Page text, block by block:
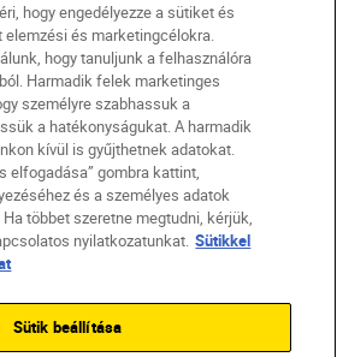
velünk
Adatvédelmi nyilatkozat
Nikon Store szerződési feltételek
nyilatkozat
Sütikre vonatkozó beállítások
SKIP
hogy engedélyezze a sütiket és
és marketingcélokra.
hogy tanuljunk a felhasználóra
Harmadik felek marketinges
személyre szabhassuk a
a hatékonyságukat. A harmadik
kívül is gyűjthetnek adatokat.
elfogadása” gombra kattint,
és a személyes adatok
többet szeretne megtudni, kérjük,
nyilatkozatunkat. Sütikkel
Sütik beállítása